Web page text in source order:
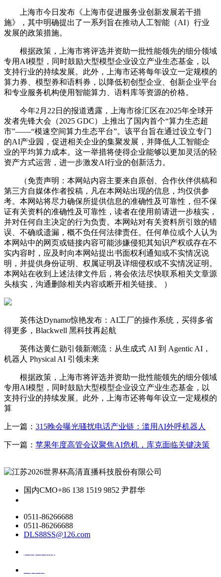
上海市今日发布《上海市促进服务业创新发展若干措
施》，其中明确提出了一系列旨在推动人工智能（AI）行业
发展的政策措施。
根据政策，上海市将评选并资助一批性能领先的细分领域
专用AI模型，同时鼓励大型模型企业设立产业生态基金，以
支持行业的持续发展。此外，上海市还将每年设立一定规模的
算力券、模型券和语料券，以降低初创型企业、创新企业平台
和专业服务机构使用智能算力、语料库等资源的价格。
今年2月22日的报道透露，上海市徐汇区在2025年全球开
发者先锋大会（2025 GDC）上推出了国内首个“算力生态超
市”——“模速空间算力生态平台”。该平台旨在通过设立专门
的AI产业园，促进相关企业的集聚发展，并降低人工智能企
业的平均算力成本。这一举措将使得企业能够以更加灵活的轻
资产方式运营，进一步激发AI行业的创新活力。
（免责声明：本网站内容主要来自原创、合作伙伴供稿和
第三方自媒体作者投稿，凡在本网站出现的信息，均仅供参
考。本网站将尽力确保所提供信息的准确性及可靠性，但不保
证有关资料的准确性及可靠性，读者在使用前请进一步核实，
并对任何自主决定的行为负责。本网站对有关资料所引致的错
误、不确或遗漏，概不负任何法律责任。任何单位或个人认为
本网站中的网页或链接内容可能涉嫌侵犯其知识产权或存在不
实内容时，应及时向本网站提出书面权利通知或不实情况说
明，并提供身份证明、权属证明及详细侵权或不实情况证明。
本网站在收到上述法律文件后，将会依法尽快联系相关文章源
头核实，沟通删除相关内容或断开相关链接。 ）
英伟达Dynamo惊艳发布：AI工厂的操作系统，买得多省
得更多，Blackwell 黑科技再起航
英伟达黄仁勋引领新潮流：从生成式 AI 到 Agentic AI，
机器人 Physical AI 引领未来
根据政策，上海市将评选并资助一批性能领先的细分领域
专用AI模型，同时鼓励大型模型企业设立产业生态基金，以
支持行业的持续发展。此外，上海市还将每年设立一定规模的
算
上一篇： 315晚会曝光骚扰电话产业链：滥用AI外呼机器人
下一篇： 苹果年度高管会议聚焦AI危机，库克面临关键决策
国内CMO+86 138 1519 9852 尹群华
0511-86266688
0511-86266688
DLS88SS@126.com